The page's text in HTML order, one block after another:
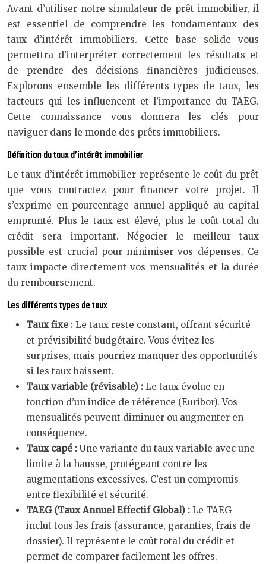
Avant d’utiliser notre simulateur de prêt immobilier, il
est essentiel de comprendre les fondamentaux des
taux d’intérêt immobiliers. Cette base solide vous
permettra d’interpréter correctement les résultats et
de prendre des décisions financières judicieuses.
Explorons ensemble les différents types de taux, les
facteurs qui les influencent et l’importance du TAEG.
Cette connaissance vous donnera les clés pour
naviguer dans le monde des prêts immobiliers.
Définition du taux d’intérêt immobilier
Le taux d’intérêt immobilier représente le coût du prêt
que vous contractez pour financer votre projet. Il
s’exprime en pourcentage annuel appliqué au capital
emprunté. Plus le taux est élevé, plus le coût total du
crédit sera important. Négocier le meilleur taux
possible est crucial pour minimiser vos dépenses. Ce
taux impacte directement vos mensualités et la durée
du remboursement.
Les différents types de taux
Taux fixe : Le taux reste constant, offrant sécurité
et prévisibilité budgétaire. Vous évitez les
surprises, mais pourriez manquer des opportunités
si les taux baissent.
Taux variable (révisable) : Le taux évolue en
fonction d’un indice de référence (Euribor). Vos
mensualités peuvent diminuer ou augmenter en
conséquence.
Taux capé : Une variante du taux variable avec une
limite à la hausse, protégeant contre les
augmentations excessives. C’est un compromis
entre flexibilité et sécurité.
TAEG (Taux Annuel Effectif Global) : Le TAEG
inclut tous les frais (assurance, garanties, frais de
dossier). Il représente le coût total du crédit et
permet de comparer facilement les offres.